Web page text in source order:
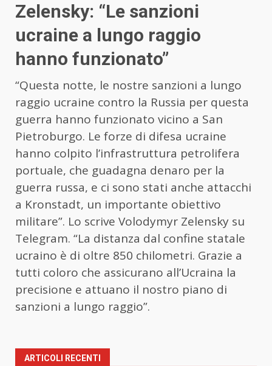
Zelensky: “Le sanzioni
ucraine a lungo raggio
hanno funzionato”
“Questa notte, le nostre sanzioni a lungo
raggio ucraine contro la Russia per questa
guerra hanno funzionato vicino a San
Pietroburgo. Le forze di difesa ucraine
hanno colpito l’infrastruttura petrolifera
portuale, che guadagna denaro per la
guerra russa, e ci sono stati anche attacchi
a Kronstadt, un importante obiettivo
militare”. Lo scrive Volodymyr Zelensky su
Telegram. “La distanza dal confine statale
ucraino è di oltre 850 chilometri. Grazie a
tutti coloro che assicurano all’Ucraina la
precisione e attuano il nostro piano di
sanzioni a lungo raggio”.
ARTICOLI RECENTI